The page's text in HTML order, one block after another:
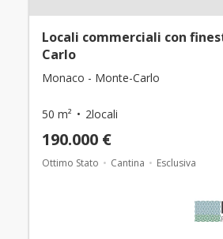
Locali commerciali con
Carlo
Monaco - Monte-Carlo
50 m² 2locali
190.000 €
Ottimo Stato Cantina Esclusiva